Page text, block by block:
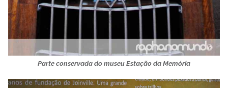
Parte conservada do museu Estação da Memória